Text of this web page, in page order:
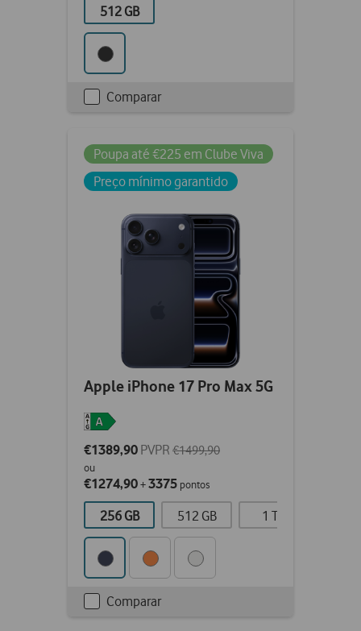
512 GB
Checkbox
Comparar
Poupa até €225 em Clube Viva
Preço mínimo garantido
Apple iPhone 17 Pro Max 5G
€1389,90 PVPR €1499,90
ou
€1274,90+3375 pontos
256 GB 512 GB 1 TB
Checkbox
Comparar